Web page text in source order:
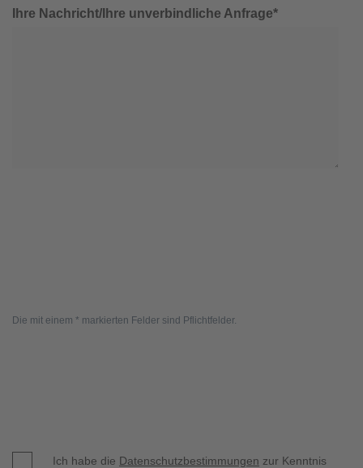
Ihre Nachricht/Ihre unverbindliche Anfrage*
Die mit einem * markierten Felder sind Pflichtfelder.
Ich habe die Datenschutzbestimmungen zur Kenntnis